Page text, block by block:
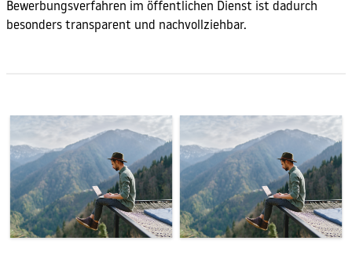
Bewerbungsverfahren im öffentlichen Dienst ist dadurch
besonders transparent und nachvollziehbar.